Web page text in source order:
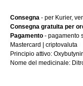
Consegna - per Kurier,
Consegna gratuita per
Pagamento - pagamento
Mastercard | criptovaluta
Principio attivo:
Nome del medicinale: